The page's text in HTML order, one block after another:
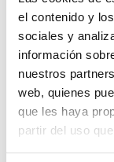
el contenido y
sociales y
información
nuestros
web, quienes
que les haya
partir del uso
Opiniones
Diego López